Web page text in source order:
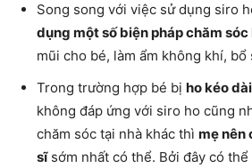
Song song với việc sử dụng siro
dụng một số biện pháp chăm
mũi cho bé, làm ẩm không khí,
Trong trường hợp bé bị ho kéo
không đáp ứng với siro ho cũng
chăm sóc tại nhà khác thì mẹ nên
sĩsớm nhất có thể. Bởi đây có